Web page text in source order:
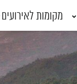
מקומות לאירועים